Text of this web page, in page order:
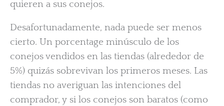
quieren a sus conejos.
Desafortunadamente, nada puede ser menos
cierto. Un porcentage minúsculo de los
conejos vendidos en las tiendas (alrededor de
5%) quizás sobrevivan los primeros meses. Las
tiendas no averiguan las intenciones del
comprador, y si los conejos son baratos (como